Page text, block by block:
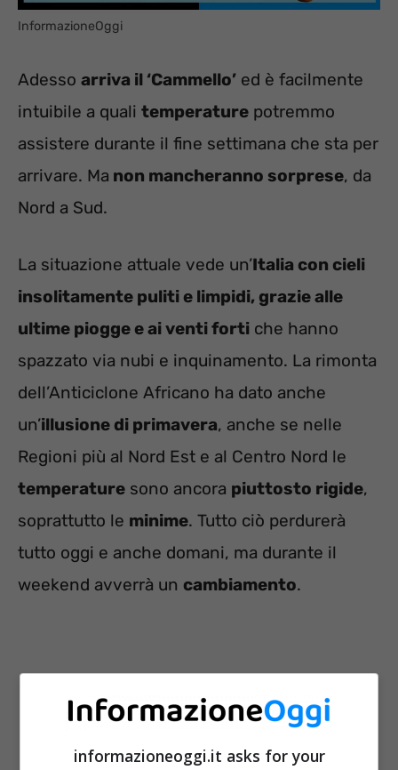
InformazioneOggi
Adesso arriva il ‘Cammello’ ed è facilmente
intuibile a quali temperature potremmo
assistere durante il fine settimana che sta per
arrivare. Ma non mancheranno sorprese, da
Nord a Sud.
La situazione attuale vede un’Italia con cieli
insolitamente puliti e limpidi, grazie alle
ultime piogge e ai venti forti che hanno
spazzato via nubi e inquinamento. La rimonta
dell’Anticiclone Africano ha dato anche
un’illusione di primavera, anche se nelle
Regioni più al Nord Est e al Centro Nord le
temperature sono ancora piuttosto rigide,
soprattutto le minime. Tutto ciò perdurerà
tutto oggi e anche domani, ma durante il
weekend avverrà un cambiamento.
informazioneoggi.it asks for your